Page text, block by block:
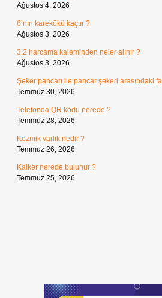
Ağustos 4, 2026
6’nın karekökü kaçtır ?
Ağustos 3, 2026
3.2 harcama kaleminden neler alınır ?
Ağustos 3, 2026
Şeker pancarı ile pancar şekeri arasındaki
Temmuz 30, 2026
Telefonda QR kodu nerede ?
Temmuz 28, 2026
Kozmik varlık nedir ?
Temmuz 26, 2026
Kalker nerede bulunur ?
Temmuz 25, 2026